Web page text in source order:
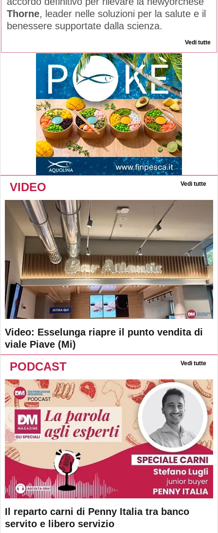
Thorne, leader nelle soluzioni per la salute e il
benessere supportate dalla scienza.
Vedi tutte
VIDEO Vedi tutte
Video: Esselunga riapre il punto vendita di
viale Piave (Mi)
PODCAST Vedi tutte
Il reparto carni di Penny Italia tra banco
servito e libero servizio